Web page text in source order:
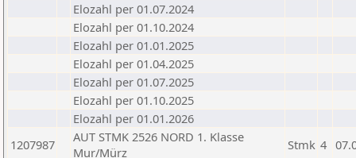
Elozahl per 01.07.2024
Elozahl per 01.10.2024
Elozahl per 01.01.2025
Elozahl per 01.04.2025
Elozahl per 01.07.2025
Elozahl per 01.10.2025
Elozahl per 01.01.2026
1207987
AUT STMK 2526 NORD 1. Klasse
Mur/Mürz
Stmk 4